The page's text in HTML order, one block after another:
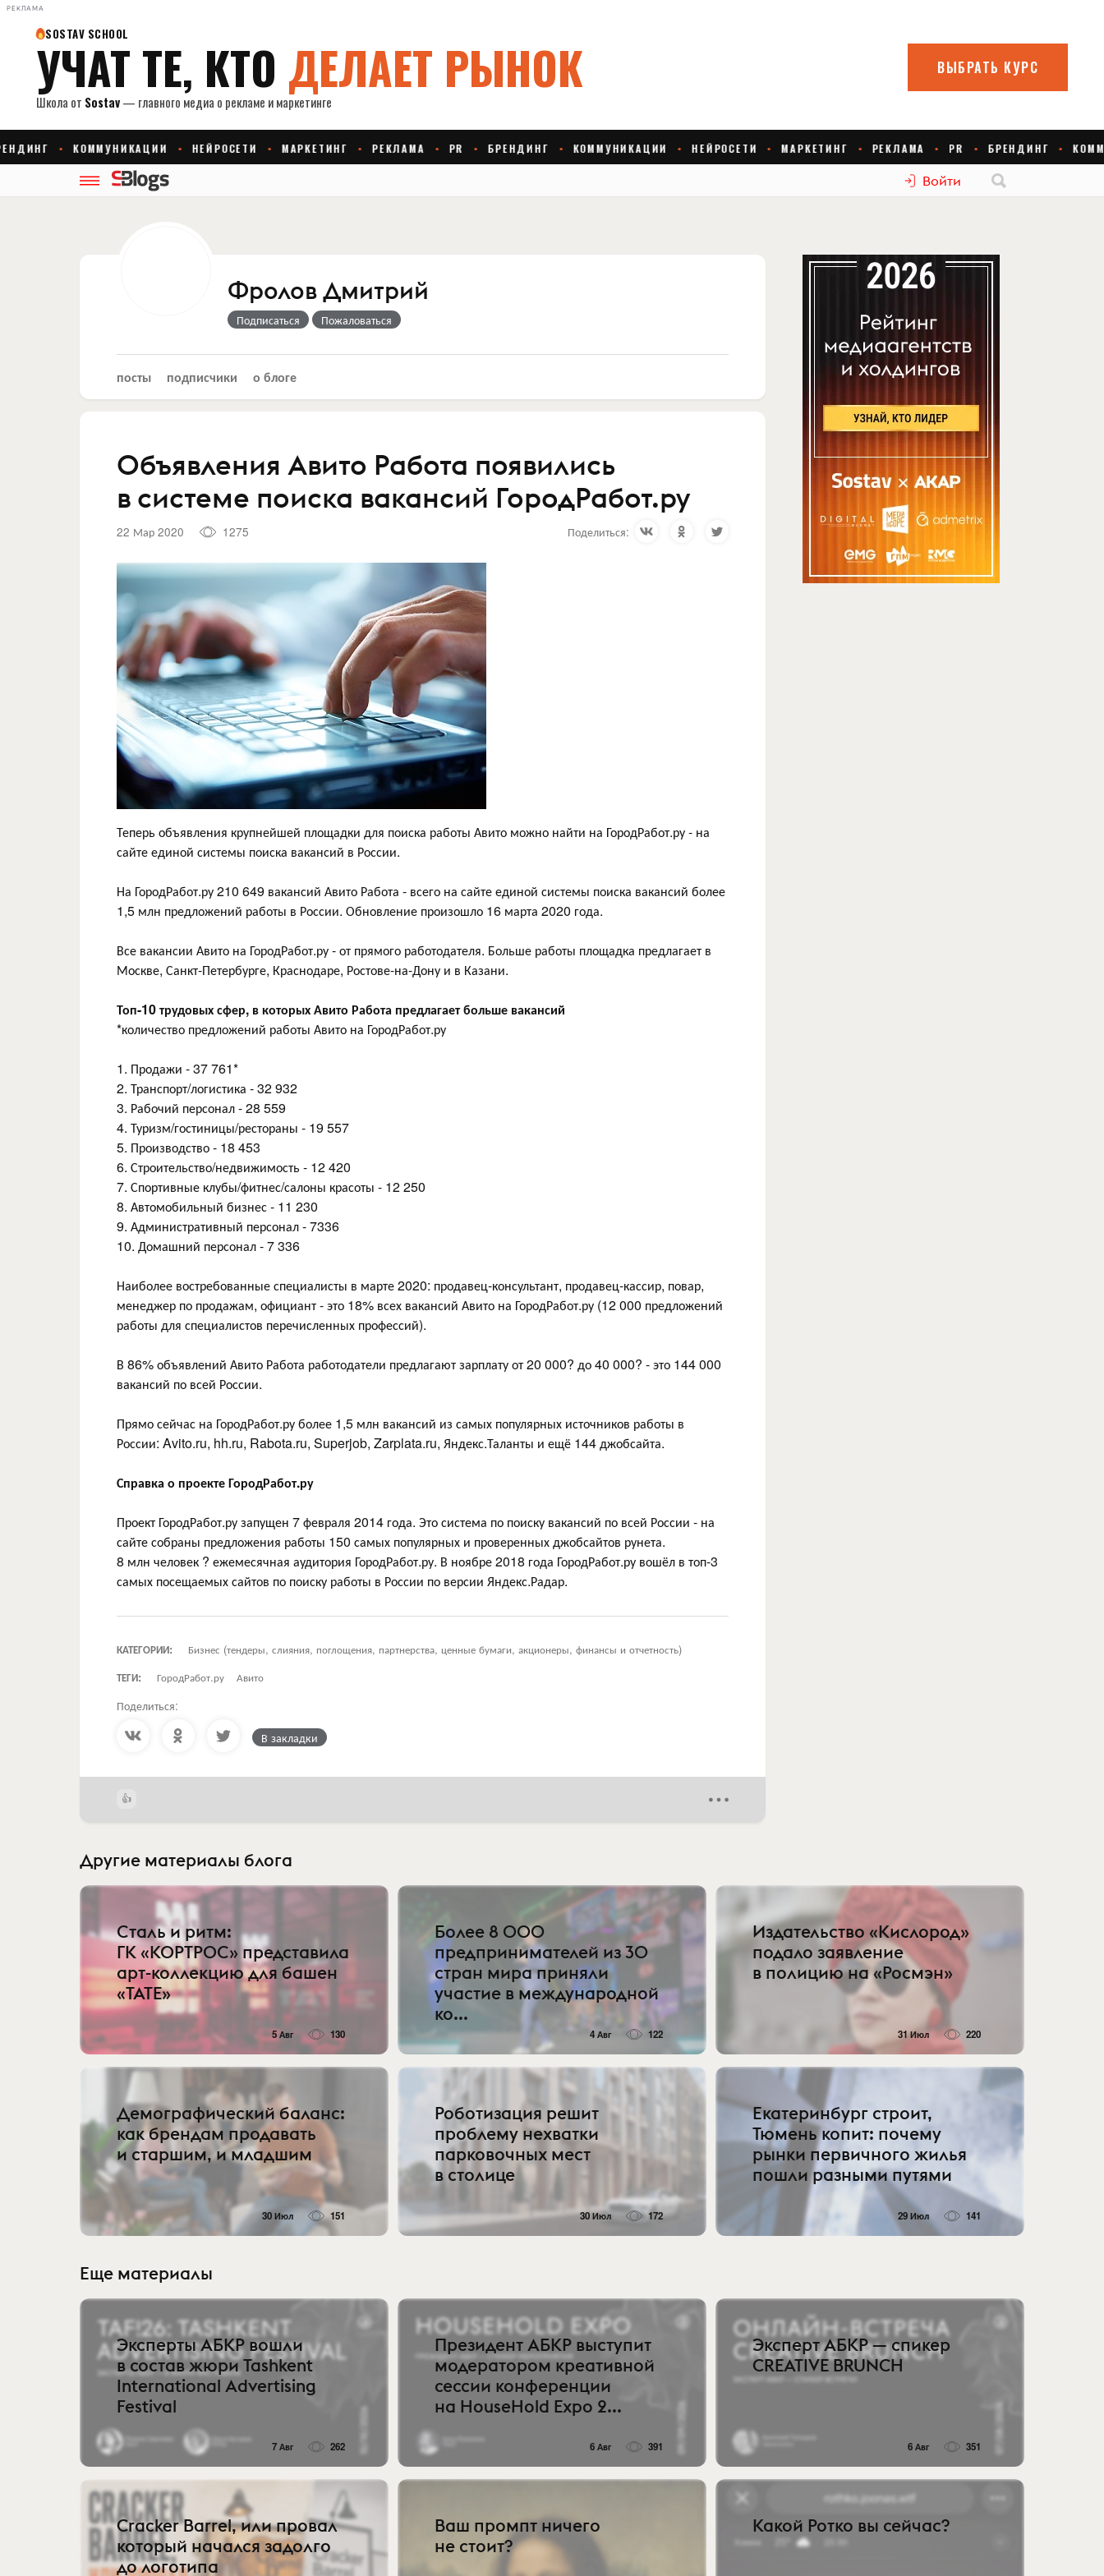
РЕКЛАМА
Войти
Фролов Дмитрий
Подписаться Пожаловаться
посты подписчики о блоге
Объявления Авито Работа появились
в системе поиска вакансий ГородРабот.ру
22 Мар 2020 1275 Поделиться:
Теперь объявления крупнейшей площадки для поиска работы Авито можно найти на ГородРабот.ру - на
сайте единой системы поиска вакансий в России.
На ГородРабот.ру 210 649 вакансий Авито Работа - всего на сайте единой системы поиска вакансий более
1,5 млн предложений работы в России. Обновление произошло 16 марта 2020 года.
Все вакансии Авито на ГородРабот.ру - от прямого работодателя. Больше работы площадка предлагает в
Москве, Санкт-Петербурге, Краснодаре, Ростове-на-Дону и в Казани.
Топ-10 трудовых сфер, в которых Авито Работа предлагает больше вакансий
*количество предложений работы Авито на ГородРабот.ру
1. Продажи - 37 761*
2. Транспорт/логистика - 32 932
3. Рабочий персонал - 28 559
4. Туризм/гостиницы/рестораны - 19 557
5. Производство - 18 453
6. Строительство/недвижимость - 12 420
7. Спортивные клубы/фитнес/салоны красоты - 12 250
8. Автомобильный бизнес - 11 230
9. Административный персонал - 7336
10. Домашний персонал - 7 336
Наиболее востребованные специалисты в марте 2020: продавец-консультант, продавец-кассир, повар,
менеджер по продажам, официант - это 18% всех вакансий Авито на ГородРабот.ру (12 000 предложений
работы для специалистов перечисленных профессий).
В 86% объявлений Авито Работа работодатели предлагают зарплату от 20 000? до 40 000? - это 144 000
вакансий по всей России.
Прямо сейчас на ГородРабот.ру более 1,5 млн вакансий из самых популярных источников работы в
России: Avito.ru, hh.ru, Rabota.ru, Superjob, Zarplata.ru, Яндекс.Таланты и ещё 144 джобсайта.
Справка о проекте ГородРабот.ру
Проект ГородРабот.ру запущен 7 февраля 2014 года. Это система по поиску вакансий по всей России - на
сайте собраны предложения работы 150 самых популярных и проверенных джобсайтов рунета.
8 млн человек ? ежемесячная аудитория ГородРабот.ру. В ноябре 2018 года ГородРабот.ру вошёл в топ-3
самых посещаемых сайтов по поиску работы в России по версии Яндекс.Радар.
КАТЕГОРИИ:
Бизнес (тендеры, слияния, поглощения, партнерства, ценные бумаги, акционеры, финансы и отчетность)
ТЕГИ:
ГородРабот.ру Авито
Поделиться:
В закладки
Другие материалы блога
Сталь и ритм:
ГК «КОРТРОС» представила
арт-коллекцию для башен
«TATE»
5 Авг 130
Более 8 000
предпринимателей из 30
стран мира приняли
участие в международной
ко...
4 Авг 122
Издательство «Кислород»
подало заявление
в полицию на «Росмэн»
31 Июл 220
Демографический баланс:
как брендам продавать
и старшим, и младшим
30 Июл 151
Роботизация решит
проблему нехватки
парковочных мест
в столице
30 Июл 172
Екатеринбург строит,
Тюмень копит: почему
рынки первичного жилья
пошли разными путями
29 Июл 141
Еще материалы
Эксперты АБКР вошли
в состав жюри Tashkent
International Advertising
Festival
7 Авг 262
Президент АБКР выступит
модератором креативной
сессии конференции
на HouseHold Expo 2...
6 Авг 391
Эксперт АБКР — спикер
CREATIVE BRUNCH
6 Авг 351
Cracker Barrel, или провал
который начался задолго
до логотипа
Ваш промпт ничего
не стоит?
Какой Ротко вы сейчас?